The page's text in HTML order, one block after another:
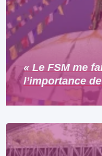
« Le FSM me
l’importance